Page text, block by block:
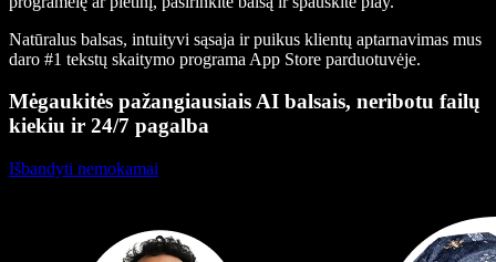
Natūralus balsas, intuityvi sąsaja ir puikus klientų aptarnavimas mus
daro #1 tekstų skaitymo programa App Store parduotuvėje.
Mėgaukitės pažangiausiais AI balsais, neribotu failų
kiekiu ir 24/7 pagalba
Išbandyti nemokamai